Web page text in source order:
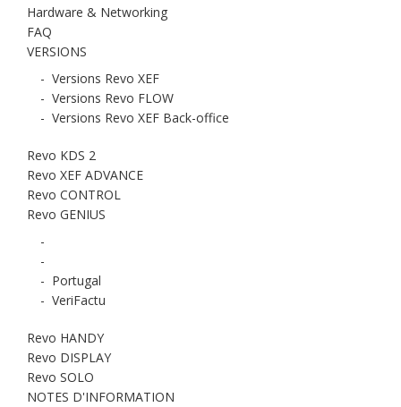
Hardware & Networking
FAQ
VERSIONS
- Versions Revo XEF
- Versions Revo FLOW
- Versions Revo XEF Back-office
Revo KDS 2
Revo XEF ADVANCE
Revo CONTROL
Revo GENIUS
-
-
- Portugal
- VeriFactu
Revo HANDY
Revo DISPLAY
Revo SOLO
NOTES D'INFORMATION